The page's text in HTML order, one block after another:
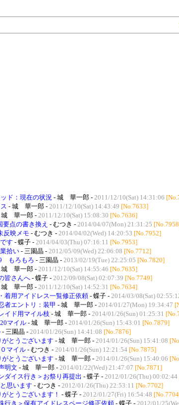
ド：現在の状況 - 城 華一郎 - 2011/12/10(Sat) 14:31:06
- 城 華一郎 - 2011/12/10(Sat) 14:43:49 [No.7633]
城 華一郎 - 2011/12/10(Sat) 15:08:30 [No.7636]
点の書き換え - むつき - 2014/04/07(Mon) 21:31:25
反映メモ - むつき - 2014/04/02(Wed) 14:20:53 [No.7952]
す - 蝶子 - 2014/04/03(Thu) 07:16:11 [No.7953]
拾い - 三園晶 - 2012/05/09(Wed) 22:06:08 [No.7712]
もろもろ - 三園晶 - 2013/02/19(Tue) 22:25:05 [No.7820]
城 華一郎 - 2011/12/10(Sat) 14:55:46 [No.7635]
皆さんへ- 蝶子 - 2012/09/08(Sat) 02:07:39 [No.7749]
城 華一郎 - 2011/12/10(Sat) 14:52:31 [No.7634]
着用アイドレス一覧修正依頼- 蝶子 - 2014/03/08(Sat)
者エントリ：装甲 - 城 華一郎 - 2014/01/27(Mon) 19:34:47
イド用マイル枝 - 城 華一郎 - 2014/01/26(Sun) 01:25:31
20マイル- 城 華一郎 - 2014/01/26(Sun) 15:43:01 [No.7879]
- 三園晶 - 2014/01/26(Sun) 14:41:08 [No.7876]
がとうございます - 城 華一郎 - 2014/01/26(Sun) 15:41:08
マイル - むつき - 2014/01/26(Sun) 12:21:54 [No.7875]
がとうございます - 城 華一郎 - 2014/01/26(Sun) 15:40:06
明文 - 城 華一郎 - 2014/01/22(Wed) 21:47:07 [No.7871]
ダイス行き＞お祭り再提出 - 蝶子 - 2012/01/26(Thu) 00:02:44
思います - むつき - 2012/01/26(Thu) 22:53:11 [No.7702]
がとうございます！ - 蝶子 - 2012/01/27(Fri) 16:54:48
行き＞保有アイドレスページ修正依頼 - 蝶子 - 2012/01/